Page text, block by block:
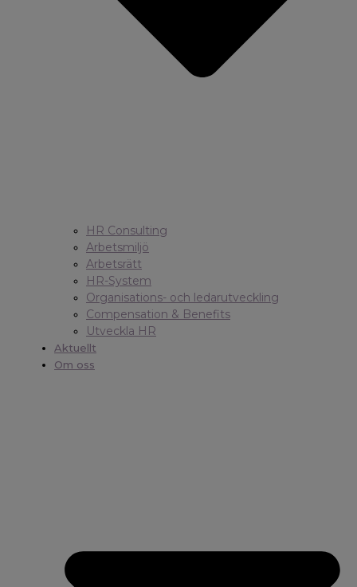
HR Consulting
Arbetsmiljö
Arbetsrätt
HR-System
Organisations- och ledarutveckling
Compensation & Benefits
Utveckla HR
Aktuellt
Om oss